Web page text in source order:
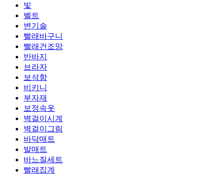
빛
벨트
변기솔
빨래바구니
빨래건조망
반바지
브라자
보석함
비키니
부자재
보정속옷
벽걸이시계
벽걸이그림
바닥매트
발매트
바느질세트
빨래집계